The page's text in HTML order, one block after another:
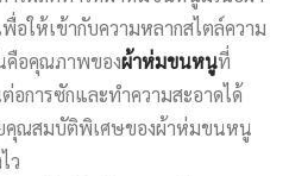
อให้เข้ากับความหลากสไตล์ความ
คือคุณภาพของผ้าห่มขนหนูที่
การซักและทำความสะอาดได้
ยคุณสมบัติพิเศษของผ้าห่มขนหนู
ว